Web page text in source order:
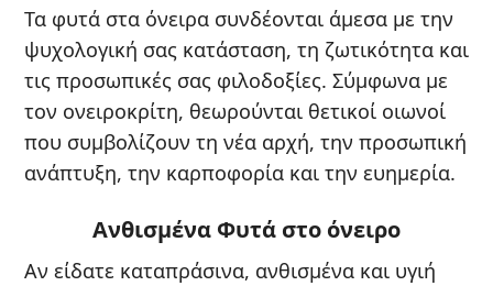
Τα φυτά στα όνειρα συνδέονται άμεσα με την
ψυχολογική σας κατάσταση, τη ζωτικότητα και
τις προσωπικές σας φιλοδοξίες. Σύμφωνα με
τον ονειροκρίτη, θεωρούνται θετικοί οιωνοί
που συμβολίζουν τη νέα αρχή, την προσωπική
ανάπτυξη, την καρποφορία και την ευημερία.
Ανθισμένα Φυτά στο όνειρο
Αν είδατε καταπράσινα, ανθισμένα και υγιή